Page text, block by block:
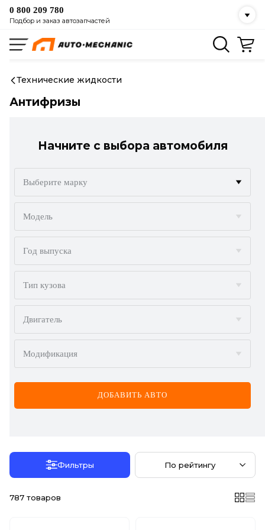
0 800 209 780
Подбор и заказ автозапчастей
Технические жидкости
Антифризы
Начните с выбора автомобиля
Выберите марку
ALFA ROMEO
AUDI
BMW
BYD
CADILLAC
CHERY
CHEVROLET
CHRYSLER
Модель
Год выпуска
Тип кузова
Двигатель
Модификация
ДОБАВИТЬ АВТО
Фильтры По рейтингу
787 товаров